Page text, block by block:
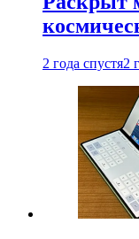
2 года спустя2